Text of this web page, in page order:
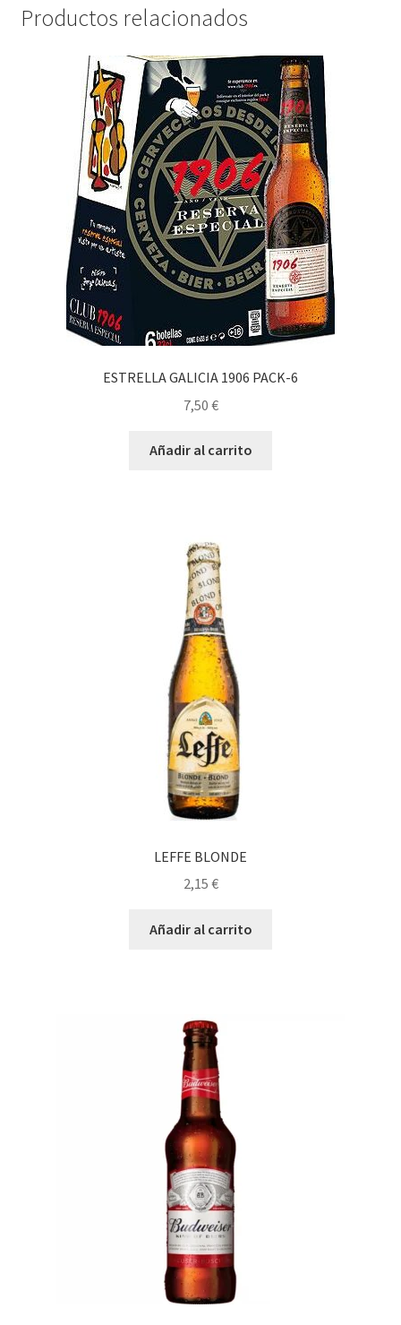
Productos relacionados
ESTRELLA GALICIA 1906 PACK-6
7,50 €
Añadir al carrito
LEFFE BLONDE
2,15 €
Añadir al carrito